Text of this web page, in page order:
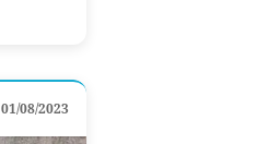
01/08/2023